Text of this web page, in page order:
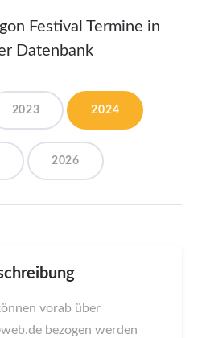
Festival Termine in
Datenbank
2023 2024
2026
vorab über
bezogen werden